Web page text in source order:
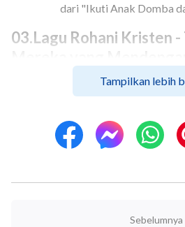
dari "Ikuti Anak Domba
03.Lagu Rohani Kristen
Tampilkan lebih
Sebelumnya